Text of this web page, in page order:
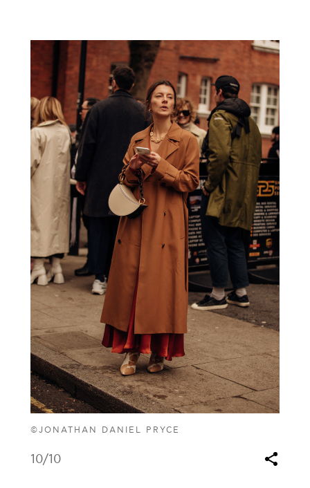
©JONATHAN DANIEL PRYCE
10/10